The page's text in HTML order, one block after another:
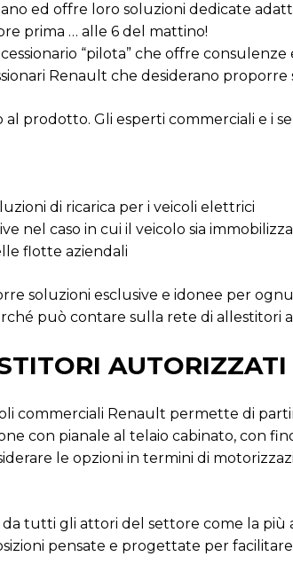
ed offre loro soluzioni dedicate
prima … alle 6 del mattino!
“pilota” che offre consulenze
Renault che desiderano proporre
prodotto. Gli esperti commerciali e i
di ricarica per i veicoli elettrici
nel caso in cui il veicolo sia
flotte aziendali
soluzioni esclusive e idonee per
può contare sulla rete di allestitori
commerciali Renault permette di
con pianale al telaio cabinato, con
le opzioni in termini di
tutti gli attori del settore come la più
pensate e progettate per